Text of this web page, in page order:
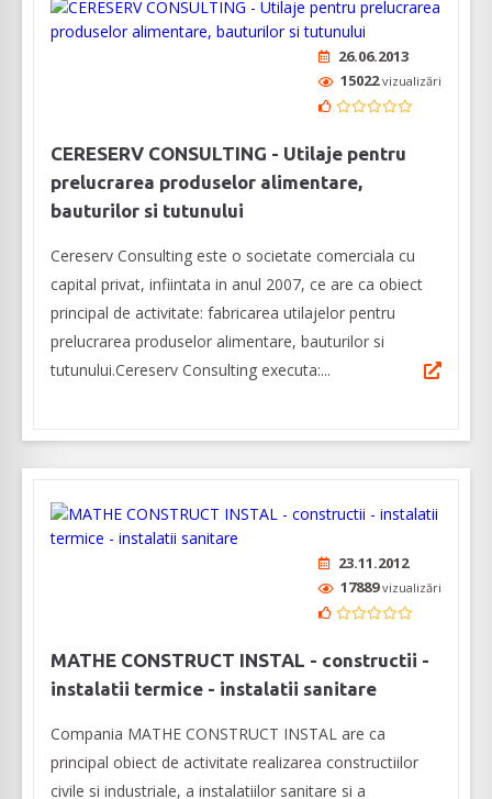
26.06.2013
15022vizualizări
CERESERV CONSULTING - Utilaje pentru
prelucrarea produselor alimentare,
bauturilor si tutunului
Cereserv Consulting este o societate comerciala cu
capital privat, infiintata in anul 2007, ce are ca obiect
principal de activitate: fabricarea utilajelor pentru
prelucrarea produselor alimentare, bauturilor si
tutunului.Cereserv Consulting executa:...
23.11.2012
17889vizualizări
MATHE CONSTRUCT INSTAL - constructii -
instalatii termice - instalatii sanitare
Compania MATHE CONSTRUCT INSTAL are ca
principal obiect de activitate realizarea constructiilor
civile si industriale, a instalatiilor sanitare si a